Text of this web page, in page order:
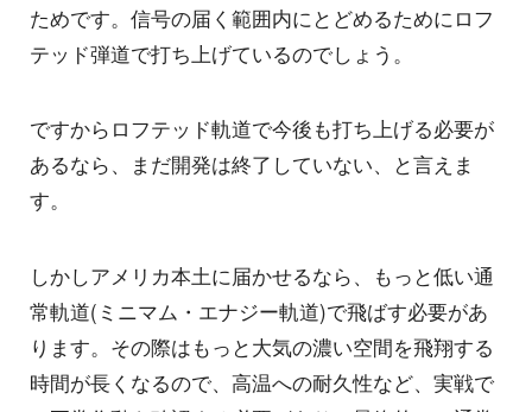
ためです。信号の届く範囲内にとどめるためにロフ
テッド弾道で打ち上げているのでしょう。
ですからロフテッド軌道で今後も打ち上げる必要が
あるなら、まだ開発は終了していない、と言えま
す。
しかしアメリカ本土に届かせるなら、もっと低い通
常軌道(ミニマム・エナジー軌道)で飛ばす必要があ
ります。その際はもっと大気の濃い空間を飛翔する
時間が長くなるので、高温への耐久性など、実戦で